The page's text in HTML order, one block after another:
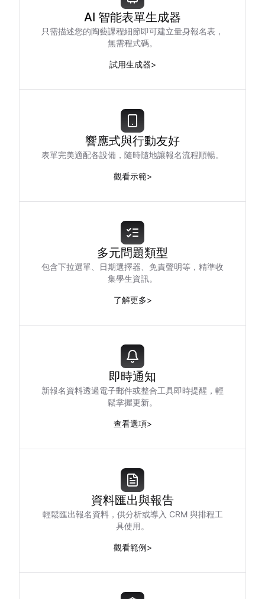
AI 智能表單生成器
只需描述您的陶藝課程細節即可建立量身報名表，
無需程式碼。
試用生成器>
響應式與行動友好
表單完美適配各設備，隨時隨地讓報名流程順暢。
觀看示範>
多元問題類型
包含下拉選單、日期選擇器、免責聲明等，精準收
集學生資訊。
了解更多>
即時通知
新報名資料透過電子郵件或整合工具即時提醒，輕
鬆掌握更新。
查看選項>
資料匯出與報告
輕鬆匯出報名資料，供分析或導入 CRM 與排程工
具使用。
觀看範例>